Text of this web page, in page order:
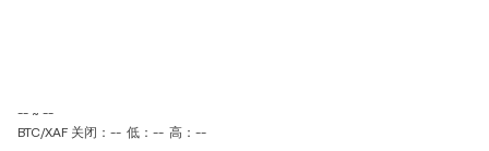
-- ~ --
BTC/XAF 关闭：-- 低：-- 高：--